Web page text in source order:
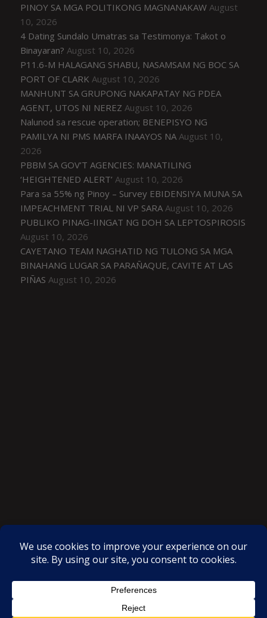
PINOY SA MGA POLITIKONG MAGNANAKAW August
10, 2026
4 Dating Sundalo Umatras sa Testimonya: Takot o
Binayaran? August 10, 2026
P11.6-M HALAGANG SHABU, NASAMSAM NG BOC SA
PORT OF CLARK August 10, 2026
MANHUNT SA GRUPONG NAKAPATAY NG PDEA
AGENT, UTOS NI NEREZ August 10, 2026
Nalunod sa rescue operation; BENEPISYO NG
PAMILYA NI PMS MARFA INAAYOS NA August 10,
2026
PBBM SA GOV’T AGENCIES: MANATILING
‘HEIGHTENED ALERT’ August 10, 2026
Para sa 55% ng Pinoy – Survey EBIDENSIYA MUNA SA
IMPEACHMENT TRIAL NI VP SARA August 10, 2026
PUBLIKO PINAG-IINGAT NG DOH SA LEPTOSPIROSIS
August 10, 2026
CAYETANO TEAM NAGHATID NG TULONG SA MGA
BINAHANG LUGAR SA PARAÑAQUE, CAVITE AT LAS
PIÑAS August 10, 2026